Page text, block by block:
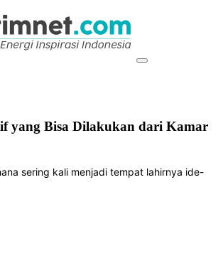
yang Bisa Dilakukan dari Kamar
sering kali menjadi tempat lahirnya ide-